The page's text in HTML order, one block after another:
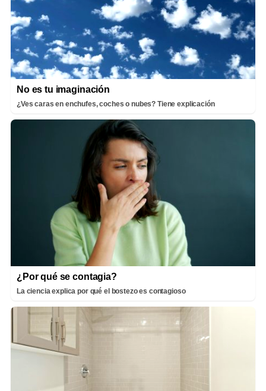
No es tu imaginación
¿Ves caras en enchufes, coches o nubes? Tiene explicación
¿Por qué se contagia?
La ciencia explica por qué el bostezo es contagioso